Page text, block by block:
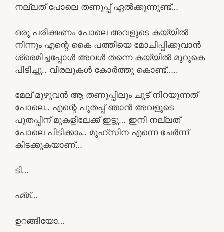
നല്ലത് പോലെ തണുപ്പ് ഏൽക്കുന്നുണ്ട്…
ഒരു പരീക്ഷണം പോലെ അവളുടെ കയ്യിൽ
നിന്നും എന്റെ കൈ പത്തിയെ മോചിപ്പിക്കുവാൻ
ശ്രെമിച്ചപ്പോൾ അവൾ തന്നെ കയ്യിൽ മുറുകെ
പിടിച്ചു.. വിരലുകൾ കോർത്തു കൊണ്ട്…..
മേല് മുഴുവൻ ആ തണുപ്പിലും ചൂട് നിറയുന്നത്
പോലെ.. എന്റെ പുതപ്പ് ഞാൻ അവളുടെ
പുതപ്പിന് മുകളിലേക്ക് ഇട്ടു… ഇനി നല്ലത്
പോലെ പിടിക്കാം.. മുഹ്സിന എന്നെ ചേർന്ന്
കിടക്കുകയാണ്…
ടി…
ഹ്മ്മ്…
ഉറങ്ങിയോ…